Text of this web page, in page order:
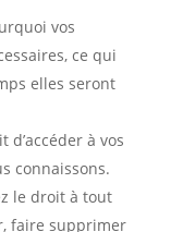
vos
ce qui
elles seront
d’accéder à vos
connaissons.
le droit à tout
faire supprimer